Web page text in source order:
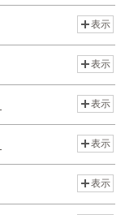
表示
表示
表示
表示
表示